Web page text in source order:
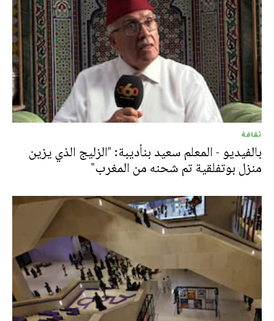
ثقافة
بالفيديو - المعلم سعيد بنأديبة: "الزليج الذي يزين
منزل بوتفلقية تم شحنه من المغرب"